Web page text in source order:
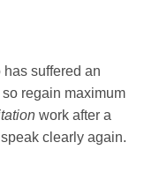
suffered an
regain maximum
work after a
clearly again.